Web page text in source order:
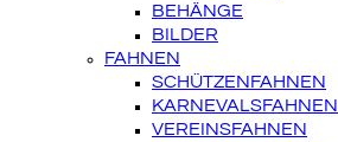
BEHÄNGE
BILDER
FAHNEN
SCHÜTZENFAHNEN
KARNEVALSFAHNEN
VEREINSFAHNEN